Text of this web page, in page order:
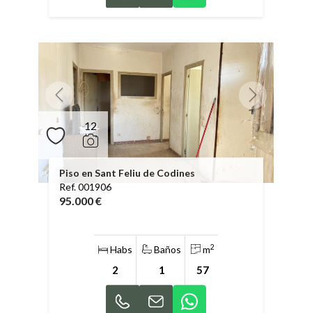
12
Piso en Sant Feliu de Codines
Ref. 001906
95.000 €
Habs
2
Baños
1
m2
57